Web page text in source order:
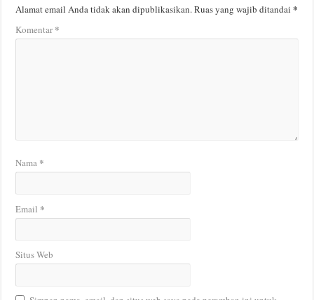
Alamat email Anda tidak akan dipublikasikan.Ruas yang wajib ditandai*
Komentar*
Nama *
Email *
Situs Web